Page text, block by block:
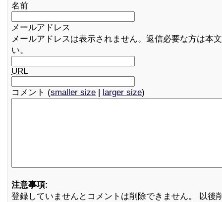
名前
メールアドレス
メールアドレスは表示されません。返信必要な方は本
い。
URL
コメント (smaller size | larger size)
注意事項:
登録していませんとコメントは削除できません。 以後